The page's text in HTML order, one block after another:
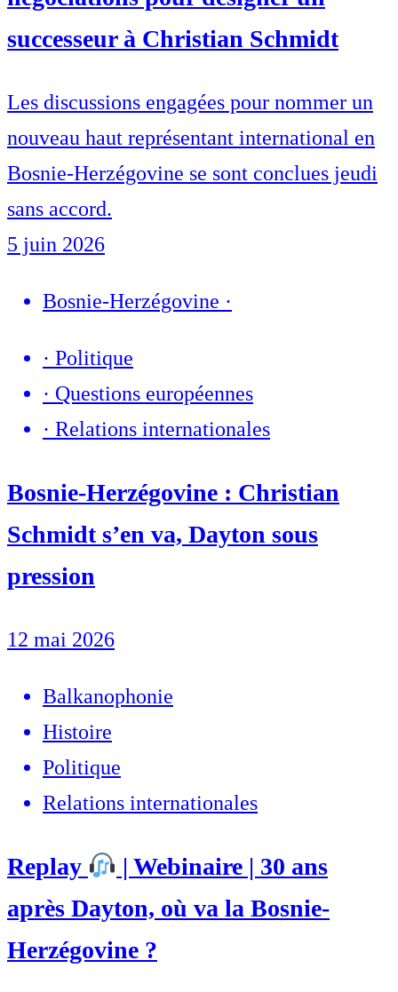
successeur à Christian Schmidt
Les discussions engagées pour nommer un
nouveau haut représentant international en
Bosnie-Herzégovine se sont conclues jeudi
sans accord.
5 juin 2026
Bosnie-Herzégovine ·
· Politique
· Questions européennes
· Relations internationales
Bosnie-Herzégovine : Christian
Schmidt s’en va, Dayton sous
pression
12 mai 2026
Balkanophonie
Histoire
Politique
Relations internationales
Replay
| Webinaire | 30 ans
après Dayton, où va la Bosnie-
Herzégovine ?